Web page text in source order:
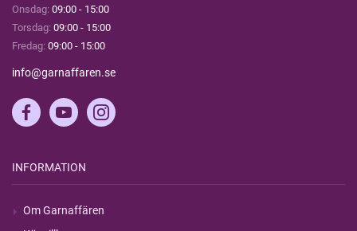
Onsdag: 09:00 - 15:00
Torsdag: 09:00 - 15:00
Fredag: 09:00 - 15:00
info@garnaffaren.se
INFORMATION
Om Garnaffären